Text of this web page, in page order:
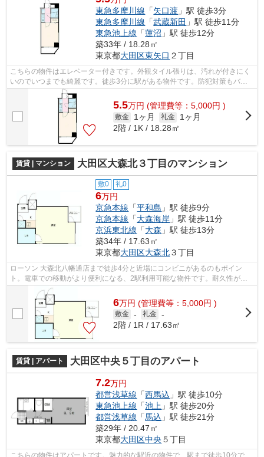
東急多摩川線 「矢口渡 」駅 徒歩3分
東急多摩川線 「武蔵新田 」駅 徒歩11分
東急池上線 「蓮沼 」駅 徒歩12分
築33年 / 18.28㎡
東京都大田区東矢口 ２丁目
こちらの物件はエレベーター付きです。外観タイル張りは、汚れが付きにく
いのでいつまでも綺麗です。徒歩3分に駅がある物件です。防犯対策もバッ
チリなマンションタイプの物件です。当...
5.5万円 (管理費等：5,000円 )
敷金 1ヶ月 礼金
1ヶ月
2階 / 1K / 18.28㎡
賃貸 | マンション 大田区大森北３丁目のマンション
敷0 礼0
6万円
京急本線 「平和島 」駅 徒歩9分
京急本線 「大森海岸 」駅 徒歩11分
京浜東北線 「大森 」駅 徒歩13分
築34年 / 17.63㎡
東京都大田区大森北３丁目
ローソン 大森北八幡通店まで徒歩4分と近場にコンビニがあるのもポイン
ト。電車での移動がより便利になる、2駅利用可能な物件です。耐久性が高
くデザイン性もある外壁タイル張りの物件...
6万円 (管理費等：5,000円 )
敷金 - 礼金 -
2階 / 1R / 17.63㎡
賃貸 | アパート 大田区中央５丁目のアパート
7.2万円
都営浅草線 「西馬込 」駅 徒歩10分
東急池上線 「池上 」駅 徒歩20分
都営浅草線 「馬込 」駅 徒歩21分
築29年 / 20.47㎡
東京都大田区中央 ５丁目
こちらの物件はアパートです。魅力的な駅近の物件で、駅まで徒歩10分で